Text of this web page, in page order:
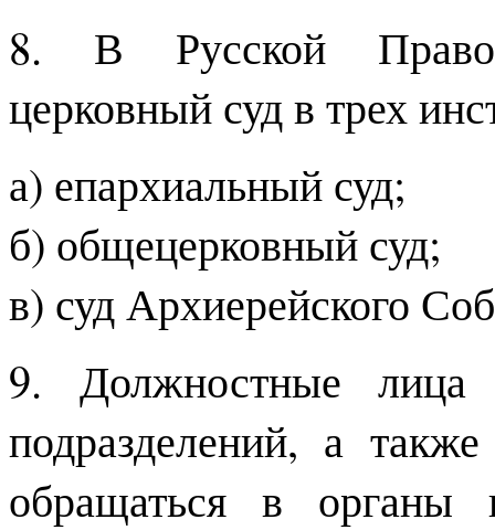
8. В Русской
церковный суд в трех
а) епархиальный суд;
б) общецерковный суд;
в) суд Архиерейского
9. Должностные лица
подразделений, а
обращаться в органы